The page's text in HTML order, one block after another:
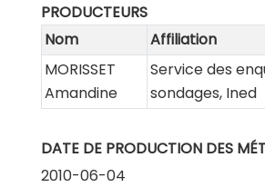
PRODUCTEURS
Nom
Affiliation
MORISSET
Amandine
Service des
sondages, Ined
DATE DE PRODUCTION DES
2010-06-04